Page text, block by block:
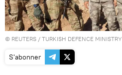
© REUTERS / TURKISH DEFENCE MINISTRY
S'abonner